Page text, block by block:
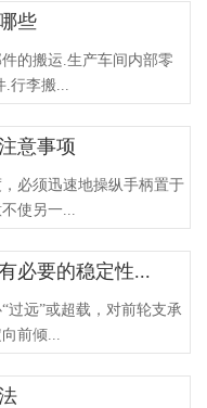
些
的搬运.生产车间内部零
行李搬...
意事项
必须迅速地操纵手柄置于
使另一...
必要的稳定性...
过远”或超载，对前轮支承
前倾...